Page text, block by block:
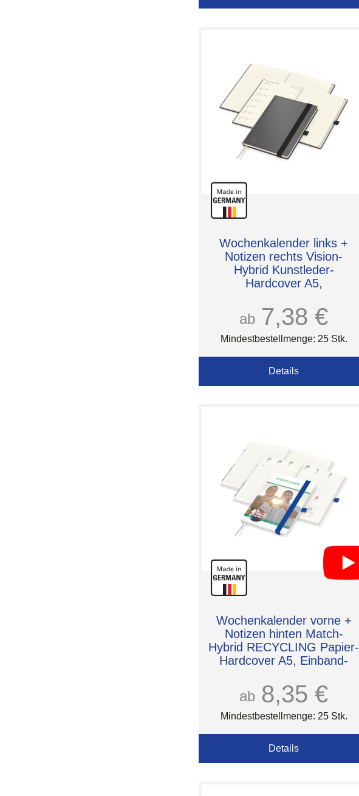
Wochenkalender links +
Notizen rechts Vision-
Hybrid Kunstleder-
Hardcover A5,
ab 7,38 €
Mindestbestellmenge: 25 Stk.
Details
Wochenkalender vorne +
Notizen hinten Match-
Hybrid RECYCLING Papier-
Hardcover A5, Einband-
Naturpapier
ab 8,35 €
Mindestbestellmenge: 25 Stk.
Details